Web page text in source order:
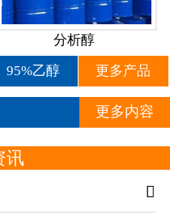
分析醇
95%乙醇 更多产品
更多内容
讯
